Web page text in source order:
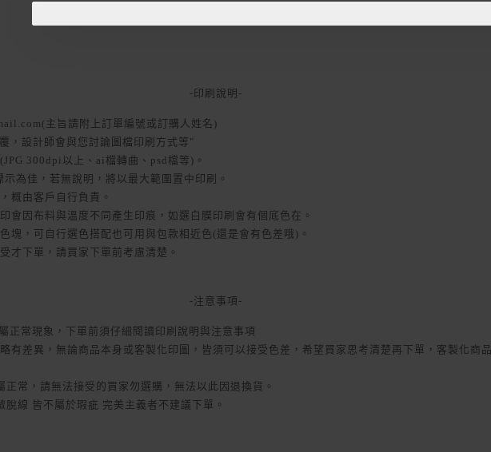
-印刷說明-
主旨請附上訂單編號或訂購人姓名)
，設計師會與您討論圖檔印刷方式等"
300dpi以上、ai檔轉曲、psd檔等)。
為佳，若無說明，將以最大範圍置中印刷。
概由客戶自行負責。
會因布料與溫度不同產生印痕，如選白膜印刷會有個底色在。
塊，可自行選色搭配也可用與包款相近色(還是會有色差哦)。
才下單，請買家下單前考慮清楚。
-注意事項-
正常現象，下單前須仔細閱讀印刷說明與注意事項
有差異，無論商品本身或客製化印圖，皆須可以接受色差，希望買家思考清楚再下單，客製化商
常，請無法接受的買家勿選購，無法以此因退換貨。
線 皆不屬於瑕疵 完美主義者不建議下單。